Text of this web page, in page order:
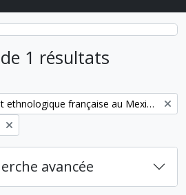
1 résultats
Mission archéologique et ethnologique française au Mexique
avancée